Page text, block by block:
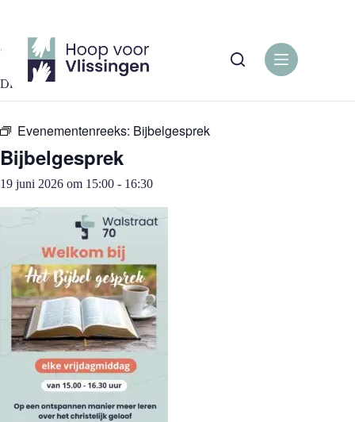
inhoud
« Alle Evenementen
Dit evenement is voorbij.
Evenementenreeks: Bijbelgesprek
Bijbelgesprek
19 juni 2026 om 15:00 - 16:30